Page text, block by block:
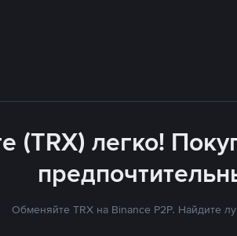
(TRX) легко!
Обменяйте TRX на Binance P2P. Найдите